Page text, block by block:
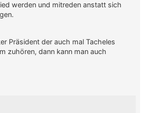
werden und mitreden anstatt sich
Präsident der auch mal Tacheles
zuhören, dann kann man auch